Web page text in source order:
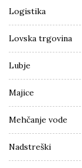
Logistika
Lovska trgovina
Lubje
Majice
Mehčanje vode
Nadstreški